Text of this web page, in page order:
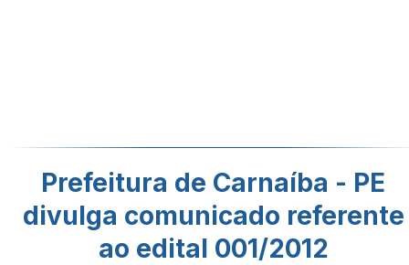
Prefeitura de Carnaíba - PE
divulga comunicado referente
ao edital 001/2012